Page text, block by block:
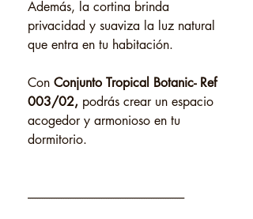
Además, la cortina brinda
privacidad y suaviza la luz natural
que entra en tu habitación.
Con Conjunto Tropical Botanic- Ref
003/02, podrás crear un espacio
acogedor y armonioso en tu
dormitorio.
------------------------------------------------------------------